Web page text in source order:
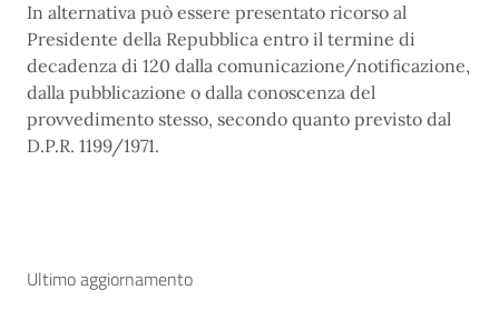
In alternativa può essere presentato ricorso al
Presidente della Repubblica entro il termine di
decadenza di 120 dalla comunicazione/notificazione,
dalla pubblicazione o dalla conoscenza del
provvedimento stesso, secondo quanto previsto dal
D.P.R. 1199/1971.
Ultimo aggiornamento